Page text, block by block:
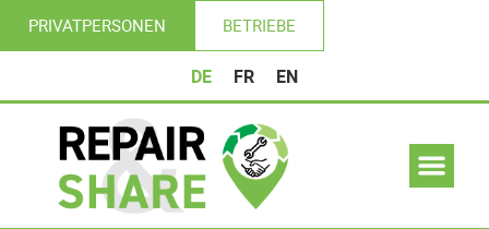
PRIVATPERSONEN BETRIEBE
DE FR EN